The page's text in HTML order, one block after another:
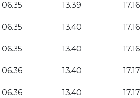
06.35 13.39 17.16
06.35 13.40 17.16
06.35 13.40 17.16
06.36 13.40 17.17
06.36 13.40 17.17